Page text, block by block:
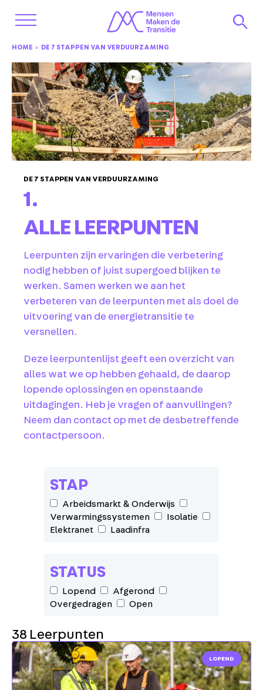
HOME DE 7 STAPPEN VAN VERDUURZAMING
DE 7 STAPPEN VAN VERDUURZAMING
1.
ALLE LEERPUNTEN
Leerpunten zijn ervaringen die verbetering
nodig hebben of juist supergoed blijken te
werken. Samen werken we aan het
verbeteren van de leerpunten met als doel de
uitvoering van de energietransitie te
versnellen.
Deze leerpuntenlijst geeft een overzicht van
alles wat we op hebben gehaald, de daarop
lopende oplossingen en openstaande
uitdagingen. Heb je vragen of aanvullingen?
Neem dan contact op met de desbetreffende
contactpersoon.
STAP
Arbeidsmarkt & Onderwijs
Verwarmingssystemen
Isolatie
Elektranet
Laadinfra
STATUS
Lopend
Afgerond
Overgedragen
Open
38 Leerpunten
LOPEND